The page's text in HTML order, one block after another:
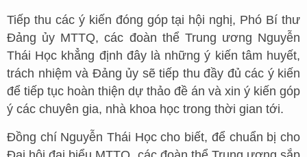
Tiếp thu các ý kiến đóng góp tại hội nghị, Phó Bí thư
Đảng ủy MTTQ, các đoàn thể Trung ương Nguyễn
Thái Học khẳng định đây là những ý kiến tâm huyết,
trách nhiệm và Đảng ủy sẽ tiếp thu đầy đủ các ý kiến
để tiếp tục hoàn thiện dự thảo đề án và xin ý kiến góp
ý các chuyên gia, nhà khoa học trong thời gian tới.
Đồng chí Nguyễn Thái Học cho biết, để chuẩn bị cho